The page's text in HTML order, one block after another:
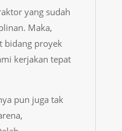
yang sudah
Maka,
bidang proyek
kerjakan tepat
pun juga tak